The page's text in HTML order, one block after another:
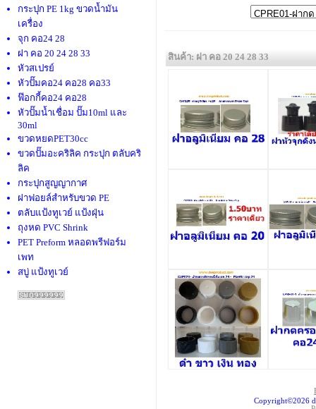
กระปุก PE 1kg ขวดน้ำมัน
เครื่อง
จุก คอ24 28
ฝา คอ 20 24 28 33
หัวสเปรย์
หัวปั๊มคอ24 คอ28 คอ33
ฟ๊อกกี้คอ24 คอ28
หัวปั๊มน้ำเชื่อม ปั๊ม10ml และ
30ml
ขวดหยดPET30cc
ขวดปั๊มอะคริลิค กระปุก ตลับคริ
ลิค
กระปุกสูญญากาศ
ฝาฟอยล์สำหรับขวด PE
ตลับแป้งทูเวย์ แป้งฝุ่น
ถุงหด PVC Shrink
PET Preform หลอดพรีฟอร์ม
เพท
สบู่ แป้งทูเวย์
สินค้า: ฝา คอ 20 24 28 33
Copyright©2026